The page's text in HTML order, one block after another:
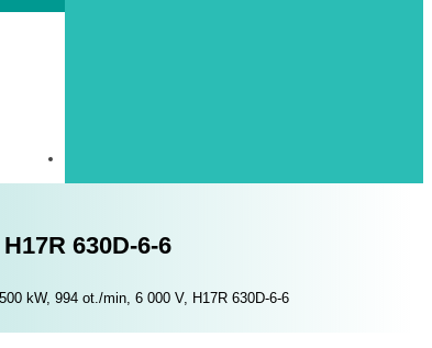
630D-6-6
kW, 994 ot./min, 6 000 V, H17R 630D-6-6